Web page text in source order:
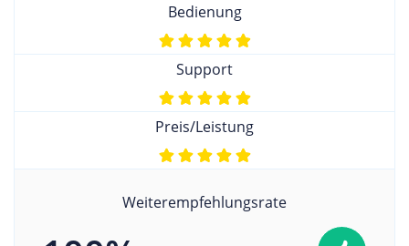
Bedienung
Support
Preis/Leistung
Weiterempfehlungsrate